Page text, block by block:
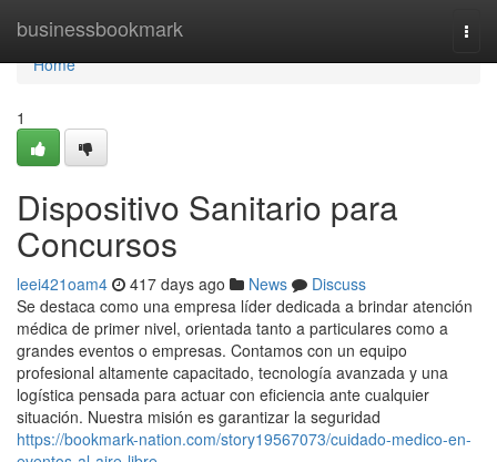
businessbookmark
Home
Home
1
Dispositivo Sanitario para
Concursos
leei421oam4 417 days ago News
Discuss
Se destaca como una empresa líder dedicada a brindar atención
médica de primer nivel, orientada tanto a particulares como a
grandes eventos o empresas. Contamos con un equipo
profesional altamente capacitado, tecnología avanzada y una
logística pensada para actuar con eficiencia ante cualquier
situación. Nuestra misión es garantizar la seguridad
https://bookmark-nation.com/story19567073/cuidado-medico-en-